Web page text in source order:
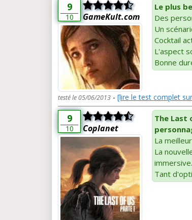
9
10 GameKult.com
Le plus
Des
Un
Cocktail
L'aspect
Bonne
testé le 05/06/2013 - [lire le test complet
9
10 Coplanet
The Last
La
La
immersive.
Tant